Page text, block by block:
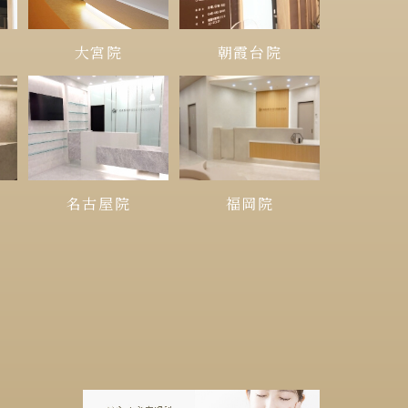
大宮院 朝霞台院
名古屋院 福岡院